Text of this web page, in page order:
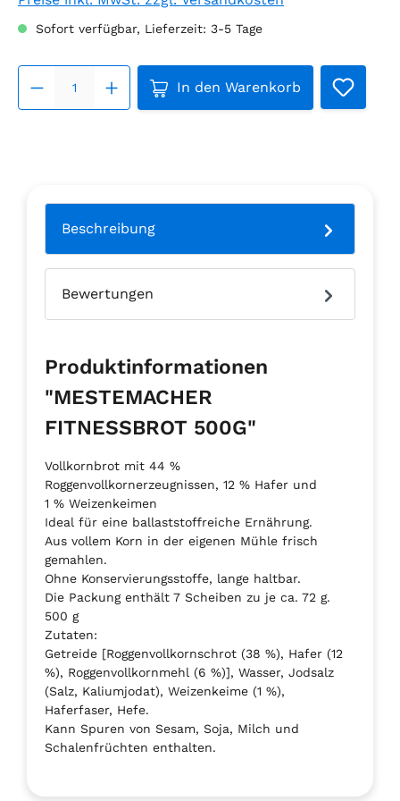
Sofort verfügbar, Lieferzeit: 3-5 Tage
Produkt Anzahl: Gib den
In den Warenkorb
Beschreibung
Bewertungen
Produktinformationen
"MESTEMACHER
FITNESSBROT 500G"
Vollkornbrot mit 44 %
Roggenvollkornerzeugnissen, 12 % Hafer und
1 % Weizenkeimen
Ideal für eine ballaststoffreiche Ernährung.
Aus vollem Korn in der eigenen Mühle frisch
gemahlen.
Ohne Konservierungsstoffe, lange haltbar.
Die Packung enthält 7 Scheiben zu je ca. 72 g.
500 g
Zutaten:
Getreide [Roggenvollkornschrot (38 %), Hafer (12
%), Roggenvollkornmehl (6 %)], Wasser, Jodsalz
(Salz, Kaliumjodat), Weizenkeime (1 %),
Haferfaser, Hefe.
Kann Spuren von Sesam, Soja, Milch und
Schalenfrüchten enthalten.